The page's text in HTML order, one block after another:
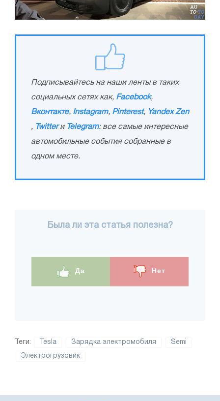
Подписывайтесь на наши ленты в таких
социальных сетях как, Facebook,
Вконтакте, Instagram, Pinterest, Yandex Zen
, Twitterи Telegram: все самые интересные
автомобильные события собранные в
одном месте.
Была ли эта статья полезна?
Да Нет
Теги: Tesla Зарядка электромобиля Semi
Электрогрузовик